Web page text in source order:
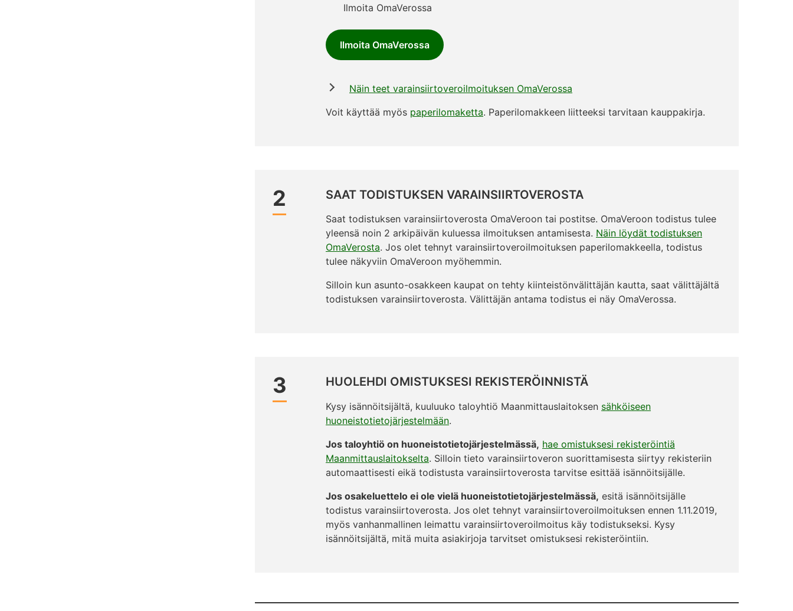
Ilmoita OmaVerossa
Ilmoita OmaVerossa
Näin teet varainsiirtoveroilmoituksen OmaVerossa
Voit käyttää myös paperilomaketta. Paperilomakkeen liitteeksi tarvitaan kauppakirja.
2 SAAT TODISTUKSEN VARAINSIIRTOVEROSTA
Saat todistuksen varainsiirtoverosta OmaVeroon tai postitse. OmaVeroon todistus tulee
yleensä noin 2 arkipäivän kuluessa ilmoituksen antamisesta. Näin löydät todistuksen
OmaVerosta. Jos olet tehnyt varainsiirtoveroilmoituksen paperilomakkeella, todistus
tulee näkyviin OmaVeroon myöhemmin.
Silloin kun asunto-osakkeen kaupat on tehty kiinteistönvälittäjän kautta, saat välittäjältä
todistuksen varainsiirtoverosta. Välittäjän antama todistus ei näy OmaVerossa.
3 HUOLEHDI OMISTUKSESI REKISTERÖINNISTÄ
Kysy isännöitsijältä, kuuluuko taloyhtiö Maanmittauslaitoksen sähköiseen
huoneistotietojärjestelmään.
Jos taloyhtiö on huoneistotietojärjestelmässä, hae omistuksesi rekisteröintiä
Maanmittauslaitokselta. Silloin tieto varainsiirtoveron suorittamisesta siirtyy rekisteriin
automaattisesti eikä todistusta varainsiirtoverosta tarvitse esittää isännöitsijälle.
Jos osakeluettelo ei ole vielä huoneistotietojärjestelmässä, esitä isännöitsijälle
todistus varainsiirtoverosta. Jos olet tehnyt varainsiirtoveroilmoituksen ennen 1.11.2019,
myös vanhanmallinen leimattu varainsiirtoveroilmoitus käy todistukseksi. Kysy
isännöitsijältä, mitä muita asiakirjoja tarvitset omistuksesi rekisteröintiin.